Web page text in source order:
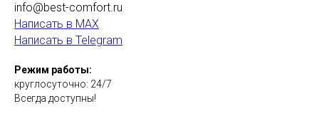
info@best-comfort.ru
Написать в MAX
Написать в Telegram
Режим работы:
круглосуточно: 24/7
Всегда доступны!